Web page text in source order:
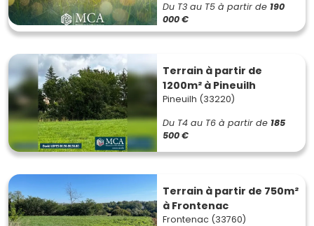
Du T3 au T5 à partir de 190
000 €
Terrain à partir de
1200m² à Pineuilh
Pineuilh (33220)
Du T4 au T6 à partir de 185
500 €
Terrain à partir de 750m²
à Frontenac
Frontenac (33760)